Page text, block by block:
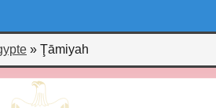
» Ţāmiyah